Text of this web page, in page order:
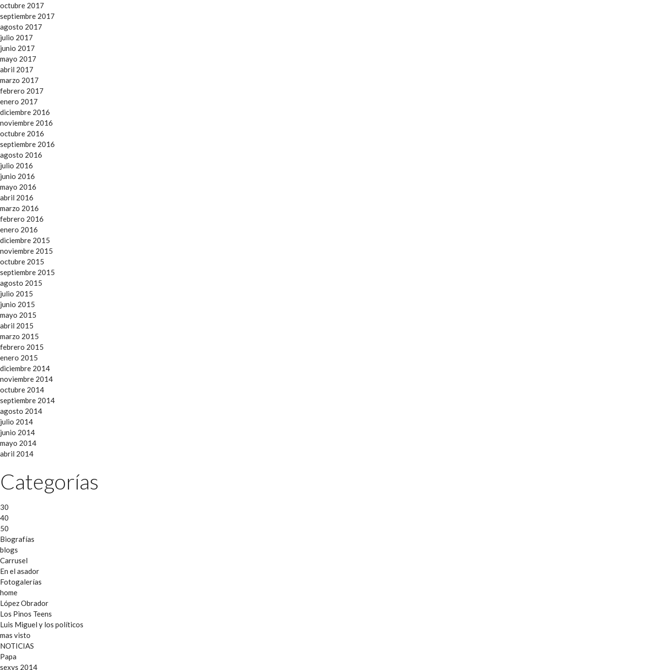
octubre 2017
septiembre 2017
agosto 2017
julio 2017
junio 2017
mayo 2017
abril 2017
marzo 2017
febrero 2017
enero 2017
diciembre 2016
noviembre 2016
octubre 2016
septiembre 2016
agosto 2016
julio 2016
junio 2016
mayo 2016
abril 2016
marzo 2016
febrero 2016
enero 2016
diciembre 2015
noviembre 2015
octubre 2015
septiembre 2015
agosto 2015
julio 2015
junio 2015
mayo 2015
abril 2015
marzo 2015
febrero 2015
enero 2015
diciembre 2014
noviembre 2014
octubre 2014
septiembre 2014
agosto 2014
julio 2014
junio 2014
mayo 2014
abril 2014
Categorías
30
40
50
Biografías
blogs
Carrusel
En el asador
Fotogalerías
home
López Obrador
Los Pinos Teens
Luis Miguel y los políticos
mas visto
NOTICIAS
Papa
sexys 2014